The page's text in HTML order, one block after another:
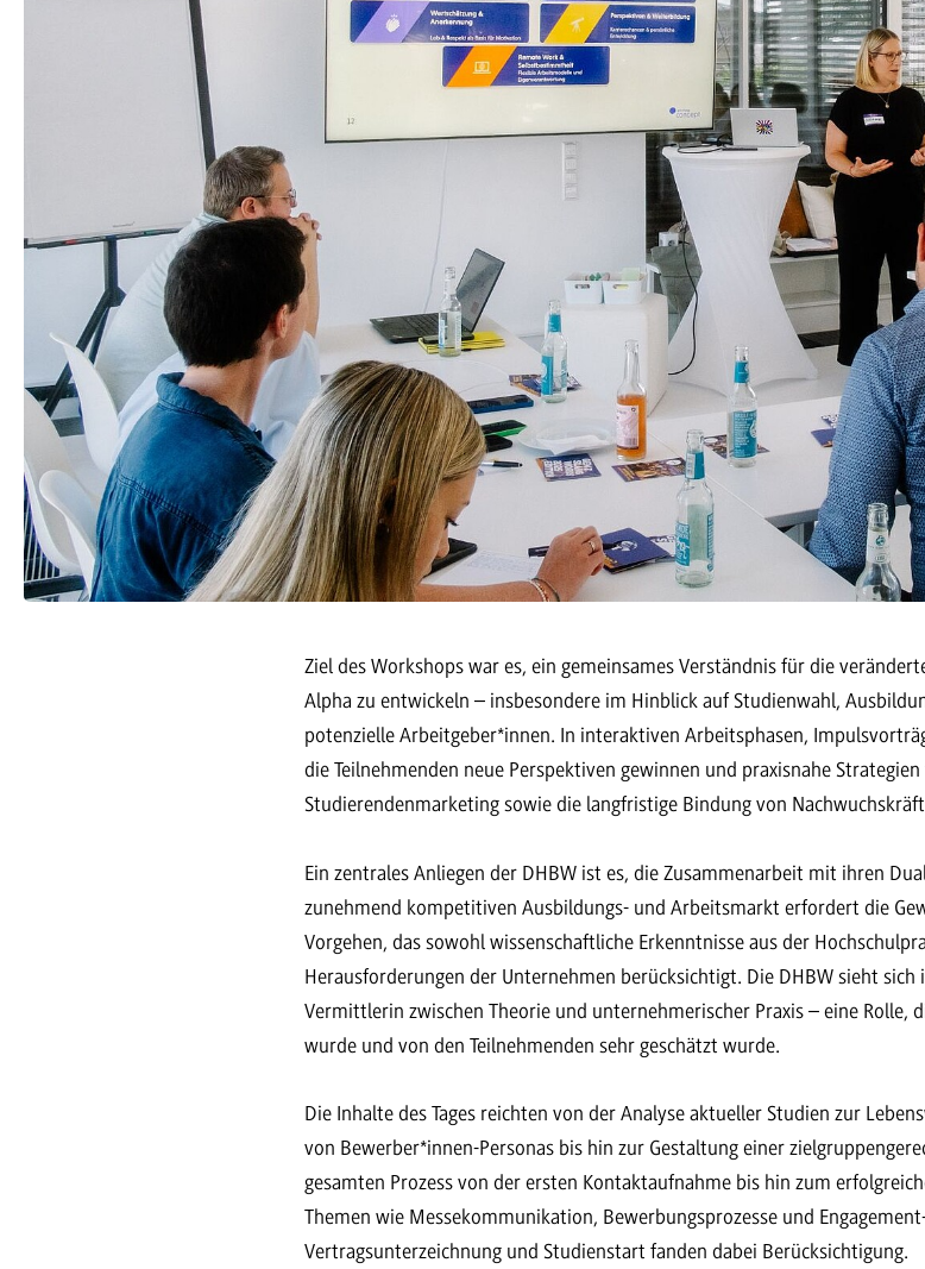
Ziel des Workshops war es, ein gemeinsames Verständnis für die
Alpha zu entwickeln – insbesondere im Hinblick auf Studienwahl,
potenzielle Arbeitgeber*innen. In interaktiven Arbeitsphasen,
die Teilnehmenden neue Perspektiven gewinnen und praxisnahe
Studierendenmarketing sowie die langfristige Bindung von
Ein zentrales Anliegen der DHBW ist es, die Zusammenarbeit mit ihren
zunehmend kompetitiven Ausbildungs- und Arbeitsmarkt erfordert die
Vorgehen, das sowohl wissenschaftliche Erkenntnisse aus der
Herausforderungen der Unternehmen berücksichtigt. Die DHBW sieht sich
Vermittlerin zwischen Theorie und unternehmerischer Praxis – eine Rolle,
wurde und von den Teilnehmenden sehr geschätzt wurde.
Die Inhalte des Tages reichten von der Analyse aktueller Studien zur
von Bewerber*innen-Personas bis hin zur Gestaltung einer
gesamten Prozess von der ersten Kontaktaufnahme bis hin zum
Themen wie Messekommunikation, Bewerbungsprozesse und
Vertragsunterzeichnung und Studienstart fanden dabei Berücksichtigung.